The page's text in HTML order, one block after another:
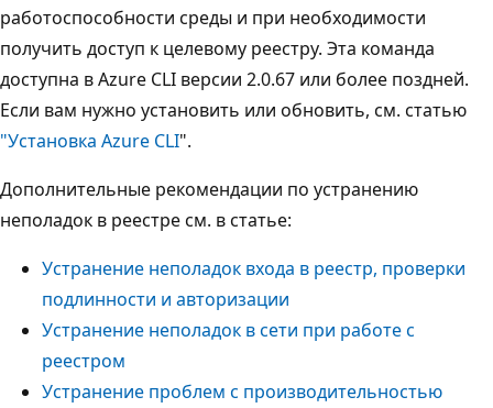
работоспособности среды и при необходимости
получить доступ к целевому реестру. Эта команда
доступна в Azure CLI версии 2.0.67 или более поздней.
Если вам нужно установить или обновить, см. статью
"Установка Azure CLI".
Дополнительные рекомендации по устранению
неполадок в реестре см. в статье:
Устранение неполадок входа в реестр, проверки
подлинности и авторизации
Устранение неполадок в сети при работе с
реестром
Устранение проблем с производительностью